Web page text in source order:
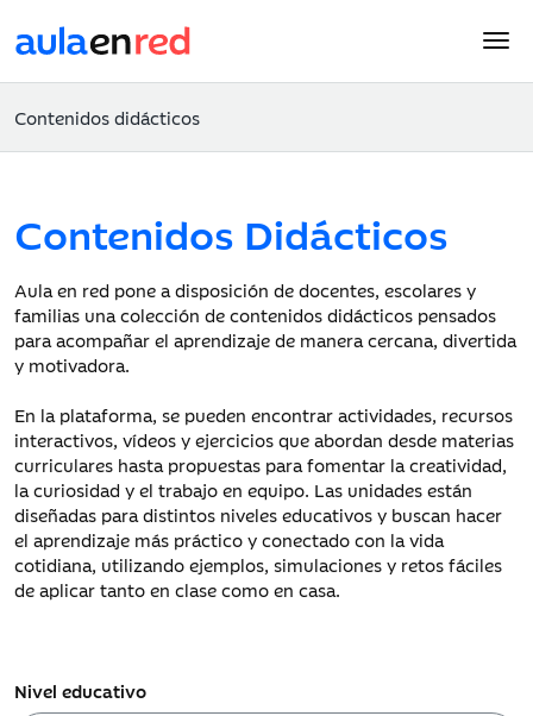
Contenidos didácticos
Contenidos Didácticos
Aula en red pone a disposición de docentes, escolares y
familias una colección de contenidos didácticos pensados
para acompañar el aprendizaje de manera cercana, divertida
y motivadora.
En la plataforma, se pueden encontrar actividades, recursos
interactivos, vídeos y ejercicios que abordan desde materias
curriculares hasta propuestas para fomentar la creatividad,
la curiosidad y el trabajo en equipo. Las unidades están
diseñadas para distintos niveles educativos y buscan hacer
el aprendizaje más práctico y conectado con la vida
cotidiana, utilizando ejemplos, simulaciones y retos fáciles
de aplicar tanto en clase como en casa.
Nivel educativo